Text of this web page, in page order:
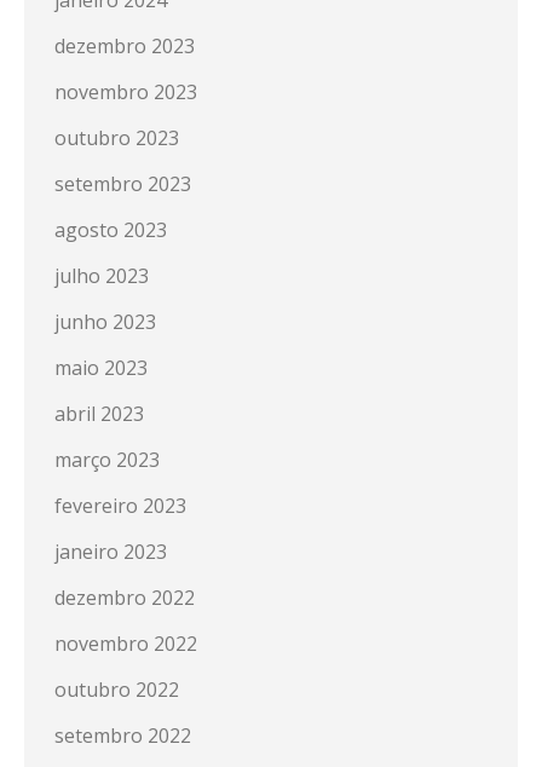
dezembro 2023
novembro 2023
outubro 2023
setembro 2023
agosto 2023
julho 2023
junho 2023
maio 2023
abril 2023
março 2023
fevereiro 2023
janeiro 2023
dezembro 2022
novembro 2022
outubro 2022
setembro 2022